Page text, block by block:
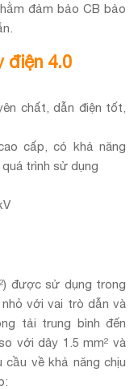
đảm bảo CB bảo
điện 4.0
chất, dẫn điện tốt,
cấp, có khả năng
trình sử dụng
được sử dụng trong
với vai trò dẫn và
tải trung bình đến
với dây 1.5 mm² và
về khả năng chịu